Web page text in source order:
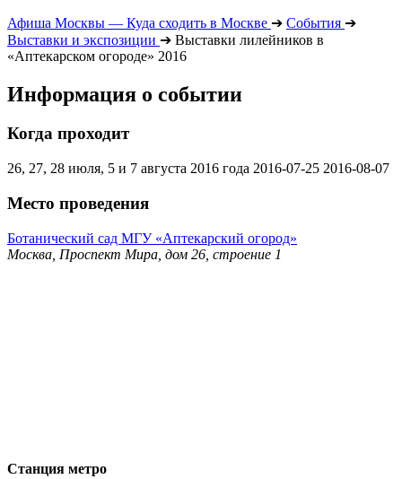
Афиша Москвы — Куда сходить в Москве ➔ События ➔
Выставки и экспозиции ➔ Выставки лилейников в
«Аптекарском огороде» 2016
Информация о событии
Когда проходит
26, 27, 28 июля, 5 и 7 августа 2016 года 2016-07-25 2016-08-07
Место проведения
Ботанический сад МГУ «Аптекарский огород»
Москва, Проспект Мира, дом 26, строение 1
Станция метро